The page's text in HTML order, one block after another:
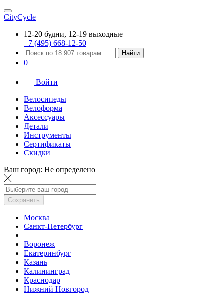
CityCycle
12-20 будни, 12-19 выходные
+7 (495) 668-12-50
Найти
0
Войти
Велосипеды
Велоформа
Аксессуары
Детали
Инструменты
Сертификаты
Скидки
Ваш город: Не определено
Сохранить
Москва
Санкт-Петербург
Воронеж
Екатеринбург
Казань
Калининград
Краснодар
Нижний Новгород